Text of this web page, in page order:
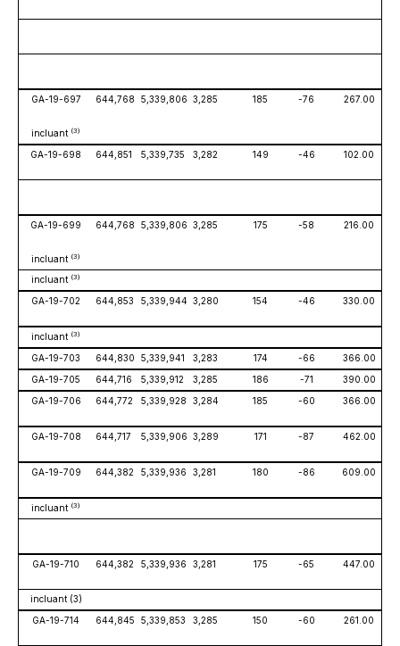
GA-19-697 644,768 5,339,806 3,285 185 -76 267.00
incluant (3)
GA-19-698
644,851 5,339,735 3,282 149 -46 102.00
GA-19-699 644,768 5,339,806 3,285 175 -58 216.00
incluant (3)
incluant (3)
GA-19-702
644,853 5,339,944 3,280 154 -46 330.00
incluant (3)
GA-19-703
644,830 5,339,941 3,283 174 -66 366.00
GA-19-705
644,716 5,339,912 3,285 186 -71 390.00
GA-19-706
644,772 5,339,928 3,284 185 -60 366.00
GA-19-708 644,717 5,339,906 3,289 171 -87 462.00
GA-19-709 644,382 5,339,936 3,281 180 -86 609.00
incluant (3)
GA-19-710 644,382 5,339,936 3,281 175 -65 447.00
incluant (3)
GA-19-714
644,845 5,339,853 3,285 150 -60 261.00